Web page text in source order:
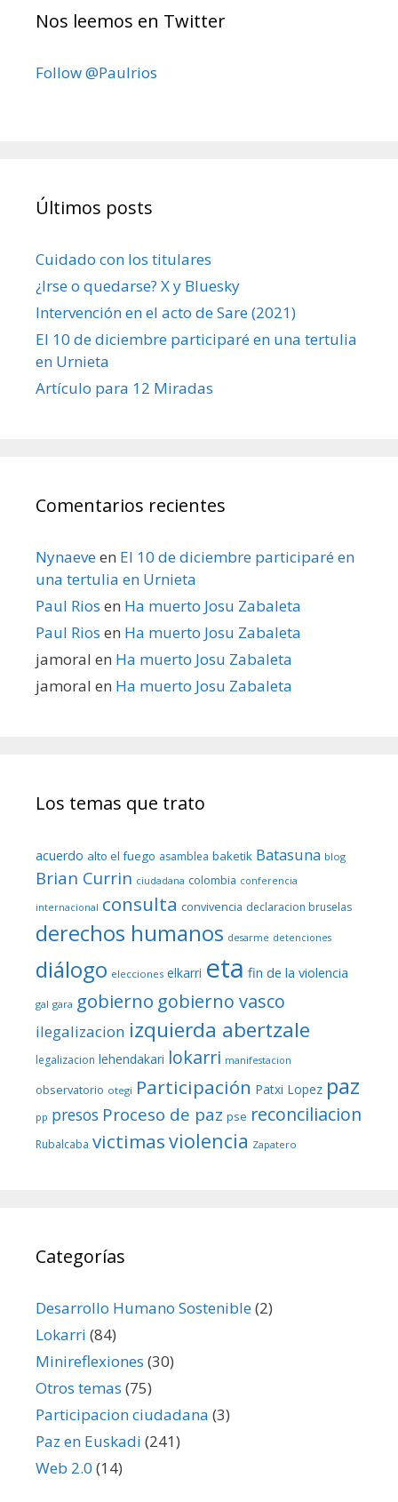
Nos leemos en Twitter
Follow @Paulrios
Últimos posts
Cuidado con los titulares
¿Irse o quedarse? X y Bluesky
Intervención en el acto de Sare (2021)
El 10 de diciembre participaré en una tertulia
en Urnieta
Artículo para 12 Miradas
Comentarios recientes
Nynaeveen El 10 de diciembre participaré en
una tertulia en Urnieta
Paul Rios en Ha muerto Josu Zabaleta
Paul Rios en Ha muerto Josu Zabaleta
jamoral en Ha muerto Josu Zabaleta
jamoral en Ha muerto Josu Zabaleta
Los temas que trato
acuerdo alto el fuego asamblea baketik Batasuna blog
Brian Currin ciudadana colombia conferencia
internacional consulta convivencia declaracion bruselas
derechos humanos desarme detenciones
diálogo elecciones elkarri eta fin de la violencia
gal gara gobierno gobierno vasco
ilegalizacion izquierda abertzale
legalizacion lehendakari lokarri manifestacion
observatorio otegi Participación Patxi Lopez paz
pp presos Proceso de paz pse reconciliacion
Rubalcaba victimasviolencia Zapatero
Categorías
Desarrollo Humano Sostenible(2)
Lokarri (84)
Minireflexiones (30)
Otros temas (75)
Participacion ciudadana (3)
Paz en Euskadi (241)
Web 2.0 (14)